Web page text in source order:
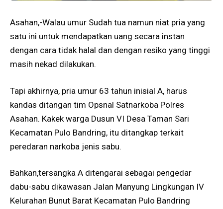
Asahan,-Walau umur Sudah tua namun niat pria yang
satu ini untuk mendapatkan uang secara instan
dengan cara tidak halal dan dengan resiko yang tinggi
masih nekad dilakukan.
Tapi akhirnya, pria umur 63 tahun inisial A, harus
kandas ditangan tim Opsnal Satnarkoba Polres
Asahan. Kakek warga Dusun VI Desa Taman Sari
Kecamatan Pulo Bandring, itu ditangkap terkait
peredaran narkoba jenis sabu.
Bahkan,tersangka A ditengarai sebagai pengedar
dabu-sabu dikawasan Jalan Manyung Lingkungan IV
Kelurahan Bunut Barat Kecamatan Pulo Bandring